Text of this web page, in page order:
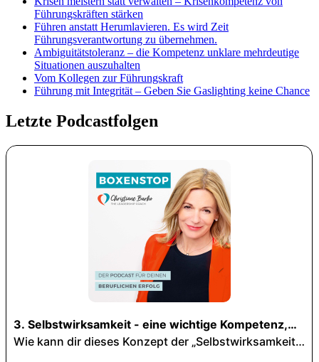
Führungskräften stärken
Führen anstatt Herumlavieren. Es wird Zeit
Führungsverantwortung zu übernehmen.
Ambiguitätstoleranz – die Kompetenz unklare mehrdeutige
Situationen auszuhalten
Vom Kollegen zur Führungskraft
Führung mit Integrität – Geben Sie Gaslighting keine Chance
Letzte Podcastfolgen